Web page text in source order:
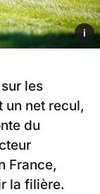
i
les
un net recul,
du
France,
la filière.